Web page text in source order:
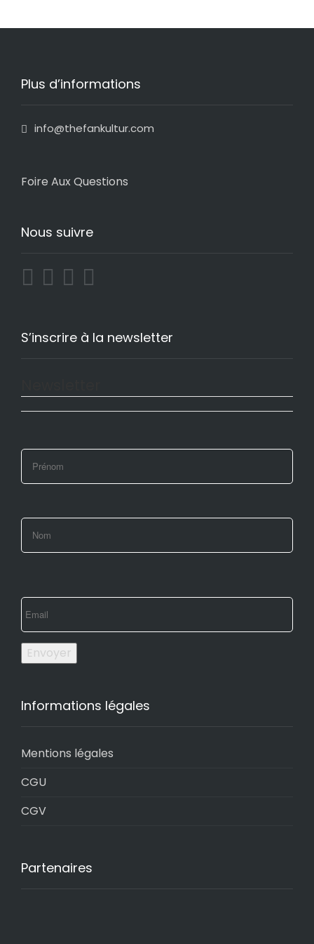
Plus d’informations
info@thefankultur.com
Foire Aux Questions
Nous suivre
S’inscrire à la newsletter
Envoyer
Informations légales
Mentions légales
CGU
CGV
Partenaires